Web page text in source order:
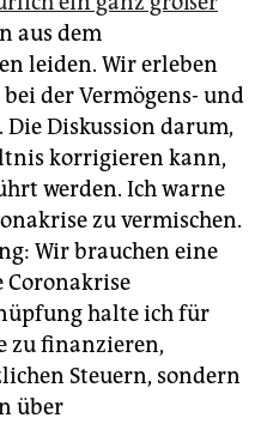
aus dem
leiden. Wir erleben
der Vermögens- und
Diskussion darum,
korrigieren kann,
werden. Ich warne
zu vermischen.
Wir brauchen eine
Coronakrise
halte ich für
zu finanzieren,
Steuern, sondern
über